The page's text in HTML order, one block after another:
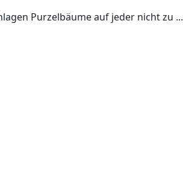
Purzelbäume auf jeder nicht zu ...